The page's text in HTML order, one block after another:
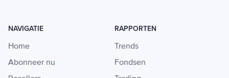
NAVIGATIE
Home
Abonneer nu
RAPPORTEN
Trends
Fondsen